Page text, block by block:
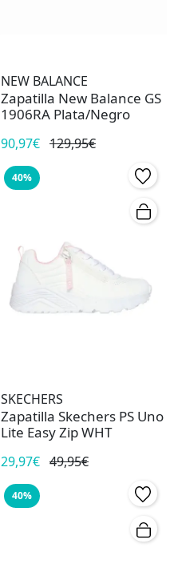
NEW BALANCE
Zapatilla New Balance GS
1906RA Plata/Negro
90,97€ 129,95€
40%
SKECHERS
Zapatilla Skechers PS Uno
Lite Easy Zip WHT
29,97€ 49,95€
40%